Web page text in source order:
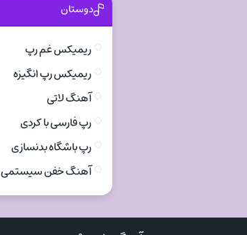
دوستان
ریمیکس غم رپ
ریمیکس رپ انگیزه
آهنگ لاتی
رپ فارسی با کردی
رپ باشگاه بدنسازی
آهنگ خفن سیستمی